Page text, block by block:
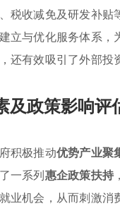
税收减免及研发补贴
立与优化服务体系，
还有效吸引了外部投
及政策影响评
积极推动优势产业聚
一系列惠企政策扶持
业机会，从而刺激消